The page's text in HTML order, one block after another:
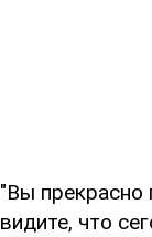
"Вы прекрасно
видите, что